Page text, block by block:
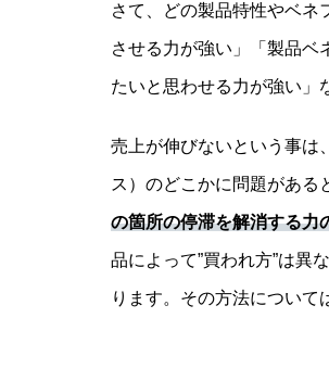
さて、どの製品特性やベネ
させる力が強い」「製品ベ
たいと思わせる力が強い」
売上が伸びないという事は
ス）のどこかに問題がある
の箇所の停滞を解消する力
品によって”買われ方”は異
ります。その方法について